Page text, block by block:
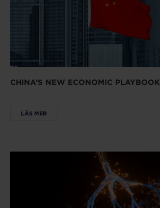
CHINA’S NEW ECONOMIC PLAYBOOK
LÄS MER